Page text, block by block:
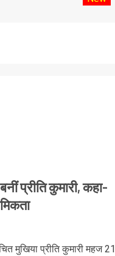
प्रीति कुमारी, कहा-
मुखिया प्रीति कुमारी महज